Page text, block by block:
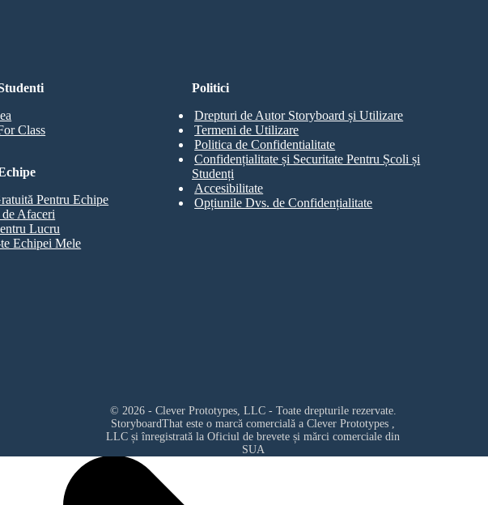
Class
Pentru Echipe
de Afaceri
Lucru
Echipei Mele
Politici
Drepturi de Autor Storyboard și Utilizare
Termeni de Utilizare
Politica de Confidentialitate
Confidențialitate și Securitate Pentru Școli și
Studenți
Accesibilitate
Opțiunile Dvs. de Confidențialitate
© 2026 - Clever Prototypes, LLC - Toate drepturile rezervate.
StoryboardThat este o marcă comercială a Clever Prototypes ,
LLC și înregistrată la Oficiul de brevete și mărci comerciale din
SUA